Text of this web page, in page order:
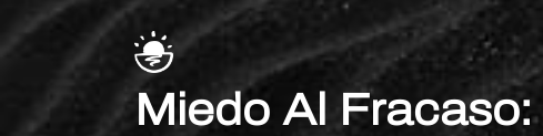
Miedo Al